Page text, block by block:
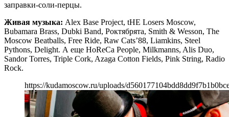
заправки-соли-перцы.
Живая музыка: Alex Base Project, tHE Losers Moscow,
Bubamara Brass, Dubki Band, Роктябрята, Smith & Wesson, The
Moscow Beatballs, Free Ride, Raw Cats’88, Liamkins, Steel
Pythons, Delight. А еще HoReCa People, Milkmanns, Alis Duo,
Sandor Torres, Triple Cork, Azaga Cotton Fields, Pink String, Radio
Rock.
https://kudamoscow.ru/uploads/